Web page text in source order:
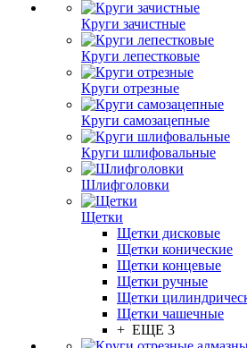
Круги зачистные
Круги лепестковые
Круги отрезные
Круги самозацепные
Круги шлифовальные
Шлифголовки
Щетки
Щетки дисковые
Щетки конические
Щетки концевые
Щетки ручные
Щетки
Щетки чашечные
+ ЕЩЕ 3